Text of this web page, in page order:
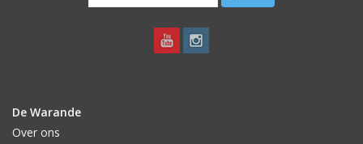
De Warande
Over ons